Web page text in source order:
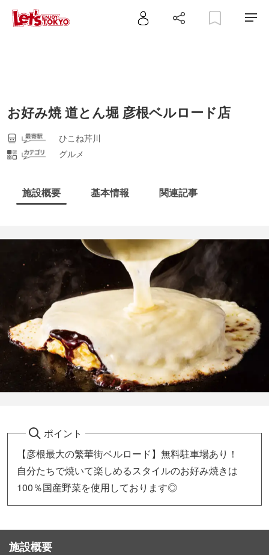
お好み焼 道とん堀 彦根ベルロード店
ひこね芹川
グルメ
施設概要 基本情報 関連記事
ポイント
【彦根最大の繁華街ベルロード】無料駐車場あり！
自分たちで焼いて楽しめるスタイルのお好み焼きは
100％国産野菜を使用しております◎
施設概要